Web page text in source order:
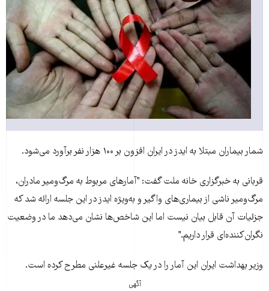
شمار بيماران مبتلا به ايدز در ايران افزون بر ۱۰۰ هزار نفر برآورد می‌شود.
قربانی به خبرگزاری خانه ملت گفت: "آمارهای مربوط به مرگ‌ومير مادران،
مرگ‌ومير ناشی از بيماری‌های واگير و به‌ويژه ايدز در اين جلسه ارائه شد که
جزئيات آن قابل بيان نيست اما اين شاخص‌ها نشان می‌دهد ما در وضعيت
نگران‌کننده‌ای قرار داريم."
وزير بهداشت ايران اين آمار را در يک جلسه غيرعلنی مطرح کرده است.
آگهی